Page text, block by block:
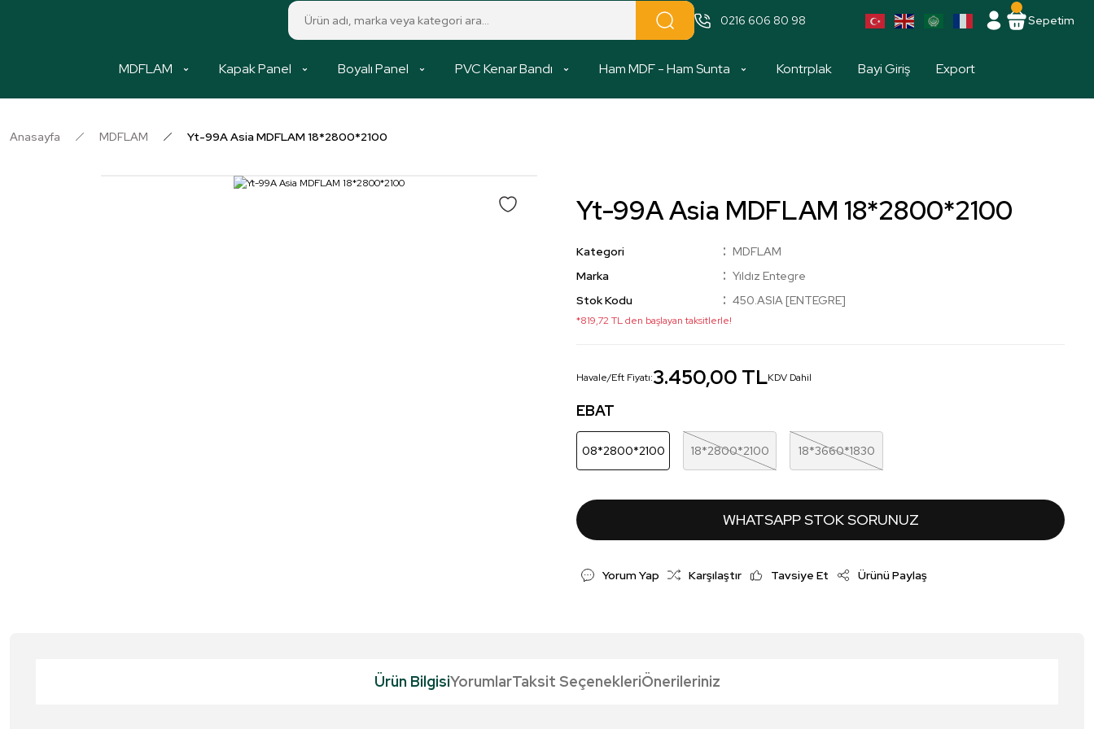
0216 606 80 98 Sepetim
MDFLAM Kapak Panel Boyalı Panel PVC Kenar Bandı Ham MDF - Ham Sunta Kontrplak Bayi Giriş Export
Anasayfa MDFLAM Yt-99A Asia MDFLAM 18*2800*2100
Yt-99A Asia MDFLAM 18*2800*2100
Kategori
MDFLAM
Marka
Yıldız Entegre
Stok Kodu
450.ASIA [ENTEGRE]
*819,72 TL den başlayan taksitlerle!
Havale/Eft Fiyatı:3.450,00 TLKDV Dahil
EBAT
08*2800*2100 18*2800*2100 18*3660*1830
WHATSAPP STOK SORUNUZ
Yorum Yap Karşılaştır Tavsiye Et Ürünü Paylaş
Ürün BilgisiYorumlarTaksit SeçenekleriÖnerileriniz